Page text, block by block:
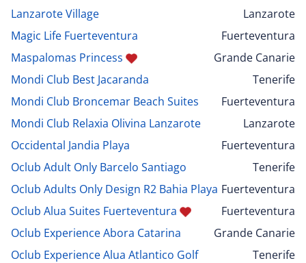
Lanzarote Village
Lanzarote
Magic Life Fuerteventura
Fuerteventura
Maspalomas Princess
Grande Canarie
Mondi Club Best Jacaranda
Tenerife
Mondi Club Broncemar Beach Suites
Fuerteventura
Mondi Club Relaxia Olivina Lanzarote
Lanzarote
Occidental Jandia Playa
Fuerteventura
Oclub Adult Only Barcelo Santiago
Tenerife
Oclub Adults Only Design R2 Bahia Playa Fuerteventura
Oclub Alua Suites Fuerteventura
Fuerteventura
Oclub Experience Abora Catarina
Grande Canarie
Oclub Experience Alua Atlantico Golf
Tenerife